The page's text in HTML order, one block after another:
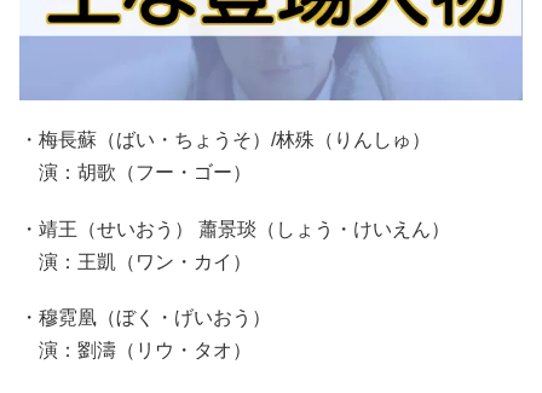
・梅長蘇（ばい・ちょうそ）/林殊（りんしゅ）
演：胡歌（フー・ゴー）
・靖王（せいおう） 蕭景琰（しょう・けいえん）
演：王凱（ワン・カイ）
・穆霓凰（ぼく・げいおう）
演：劉濤（リウ・タオ）